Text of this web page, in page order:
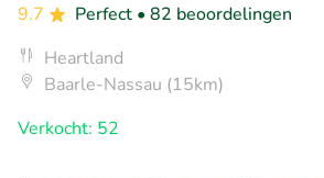
9.7
Perfect • 82 beoordelingen
Heartland
Baarle-Nassau (15km)
Verkocht: 52